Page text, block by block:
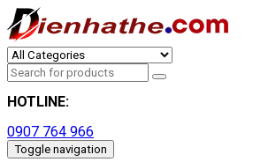
HOTLINE:
0907 764 966
Toggle navigation